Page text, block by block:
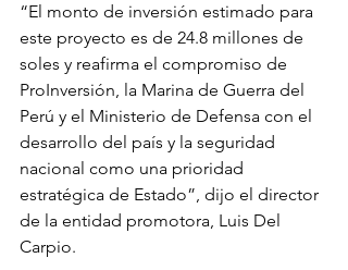
“El monto de inversión estimado para
este proyecto es de 24.8 millones de
soles y reafirma el compromiso de
ProInversión, la Marina de Guerra del
Perú y el Ministerio de Defensa con el
desarrollo del país y la seguridad
nacional como una prioridad
estratégica de Estado”, dijo el director
de la entidad promotora, Luis Del
Carpio.